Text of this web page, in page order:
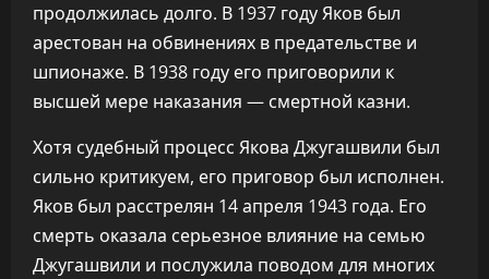
продолжилась долго. В 1937 году Яков был
арестован на обвинениях в предательстве и
шпионаже. В 1938 году его приговорили к
высшей мере наказания — смертной казни.
Хотя судебный процесс Якова Джугашвили был
сильно критикуем, его приговор был исполнен.
Яков был расстрелян 14 апреля 1943 года. Его
смерть оказала серьезное влияние на семью
Джугашвили и послужила поводом для многих